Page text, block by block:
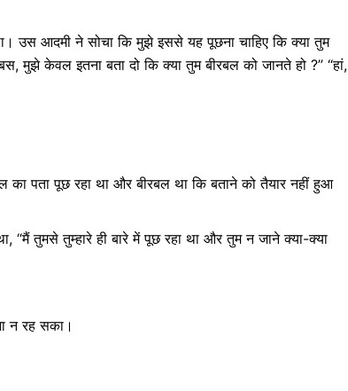
उस आदमी ने सोचा कि मुझे इससे यह पूछना चाहिए कि क्या तुम
मुझे केवल इतना बता दो कि क्या तुम बीरबल को जानते हो ?” “हां,
पता पूछ रहा था और बीरबल था कि बताने को तैयार नहीं हुआ
“मैं तुमसे तुम्हारे ही बारे में पूछ रहा था और तुम न जाने क्या-क्या
न रह सका।